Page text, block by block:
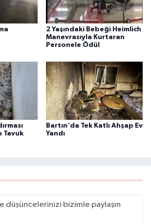
2 Yaşındaki Bebeği Heimlich
Manevrasıyla Kurtaran
Personele Ödül
Tavuk
Bartın'da Tek Katlı Ahşap Ev
Yandı